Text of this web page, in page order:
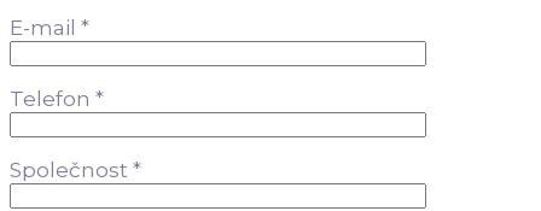
E-mail *
Telefon *
Společnost *